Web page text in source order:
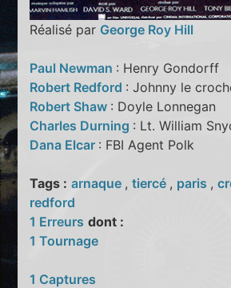
Réalisé par George Roy Hill
Paul Newman : Henry Gondorff
Robert Redford : Johnny le
Robert Shaw : Doyle Lonnegan
Charles Durning : Lt. William
Dana Elcar : FBI Agent Polk
Tags : arnaque ,tiercé , paris ,
redford
1 Erreurs dont :
1 Tournage
1 Captures